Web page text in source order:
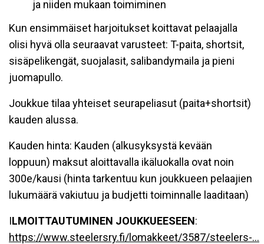
ja niiden mukaan toimiminen
Kun ensimmäiset harjoitukset koittavat pelaajalla
olisi hyvä olla seuraavat varusteet: T-paita, shortsit,
sisäpelikengät, suojalasit, salibandymaila ja pieni
juomapullo.
Joukkue tilaa yhteiset seurapeliasut (paita+shortsit)
kauden alussa.
Kauden hinta: Kauden (alkusyksystä kevään
loppuun) maksut aloittavalla ikäluokalla ovat noin
300e/kausi (hinta tarkentuu kun joukkueen pelaajien
lukumäärä vakiutuu ja budjetti toiminnalle laaditaan)
ILMOITTAUTUMINEN JOUKKUEESEEN:
https://www.steelersry.fi/lomakkeet/3587/steelers-...